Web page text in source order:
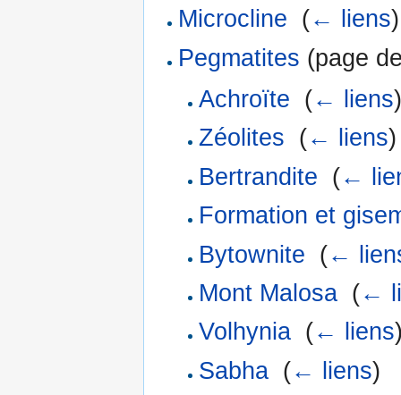
Microcline (← liens)
Pegmatites (page
Achroïte (← liens)
Zéolites (← liens)
Bertrandite (←
Formation et
Bytownite (←
Mont Malosa‎ (←
Volhynia‎ (← liens
Sabha‎ (← liens)